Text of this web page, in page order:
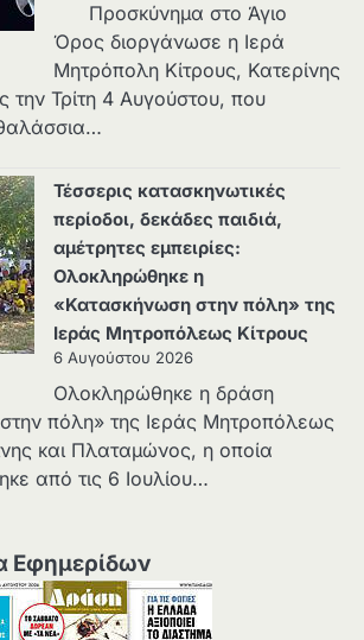
Προσκύνημα στο Άγιο
Όρος διοργάνωσε η Ιερά
Μητρόπολη Κίτρους, Κατερίνης
την Τρίτη 4 Αυγούστου, που
Τέσσερις κατασκηνωτικές
περίοδοι, δεκάδες παιδιά,
αμέτρητες εμπειρίες:
Ολοκληρώθηκε η
«Κατασκήνωση στην πόλη» της
Ιεράς Μητροπόλεως Κίτρους
6 Αυγούστου 2026
Ολοκληρώθηκε η δράση
πόλη» της Ιεράς Μητροπόλεως
και Πλαταμώνος, η οποία
από τις 6 Ιουλίου…
Εφημερίδων